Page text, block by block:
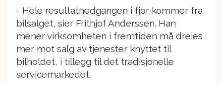
- Hele resultatnedgangen i fjor kommer fra
bilsalget, sier Frithjof Anderssen. Han
mener virksomheten i fremtiden må dreies
mer mot salg av tjenester knyttet til
bilholdet, i tillegg til det tradisjonelle
servicemarkedet.